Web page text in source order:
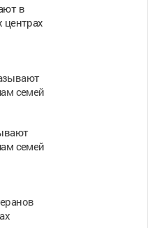
в
центрах
семей